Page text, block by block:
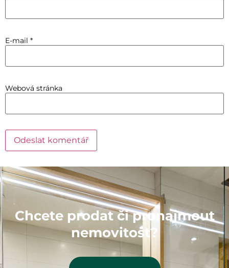
E-mail *
Webová stránka
Chcete prodat či pronajmout
nemovitost?